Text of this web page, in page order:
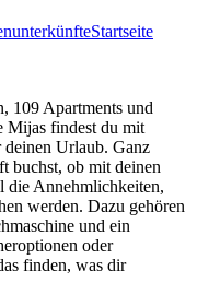
Startseite
109 Apartments und
Mijas findest du mit
deinen Urlaub. Ganz
buchst, ob mit deinen
die Annehmlichkeiten,
werden. Dazu gehören
und ein
oder
finden, was dir